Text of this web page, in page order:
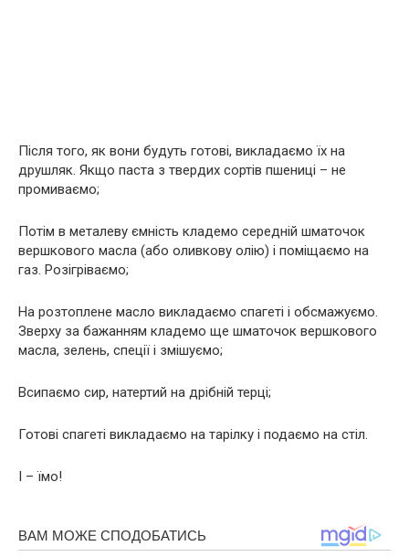
Після того, як вони будуть готові, викладаємо їх на
друшляк. Якщо паста з твердих сортів пшениці – не
промиваємо;
Потім в металеву ємність кладемо середній шматочок
вершкового масла (або оливкову олію) і поміщаємо на
газ. Розігріваємо;
На розтоплене масло викладаємо спагеті і обсмажуємо.
Зверху за бажанням кладемо ще шматочок вершкового
масла, зелень, спеції і змішуємо;
Всипаємо сир, натертий на дрібній терці;
Готові спагеті викладаємо на тарілку і подаємо на стіл.
І – їмо!